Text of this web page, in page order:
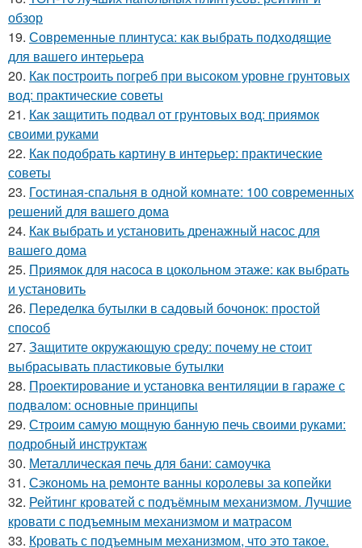
обзор
19. Современные плинтуса: как выбрать подходящие
для вашего интерьера
20. Как построить погреб при высоком уровне грунтовых
вод: практические советы
21. Как защитить подвал от грунтовых вод: приямок
своими руками
22. Как подобрать картину в интерьер: практические
советы
23. Гостиная-спальня в одной комнате: 100 современных
решений для вашего дома
24. Как выбрать и установить дренажный насос для
вашего дома
25. Приямок для насоса в цокольном этаже: как выбрать
и установить
26. Переделка бутылки в садовый бочонок: простой
способ
27. Защитите окружающую среду: почему не стоит
выбрасывать пластиковые бутылки
28. Проектирование и установка вентиляции в гараже с
подвалом: основные принципы
29. Строим самую мощную банную печь своими руками:
подробный инструктаж
30. Металлическая печь для бани: самоучка
31. Сэкономь на ремонте ванны королевы за копейки
32. Рейтинг кроватей с подъёмным механизмом. Лучшие
кровати с подъемным механизмом и матрасом
33. Кровать с подъемным механизмом, что это такое.